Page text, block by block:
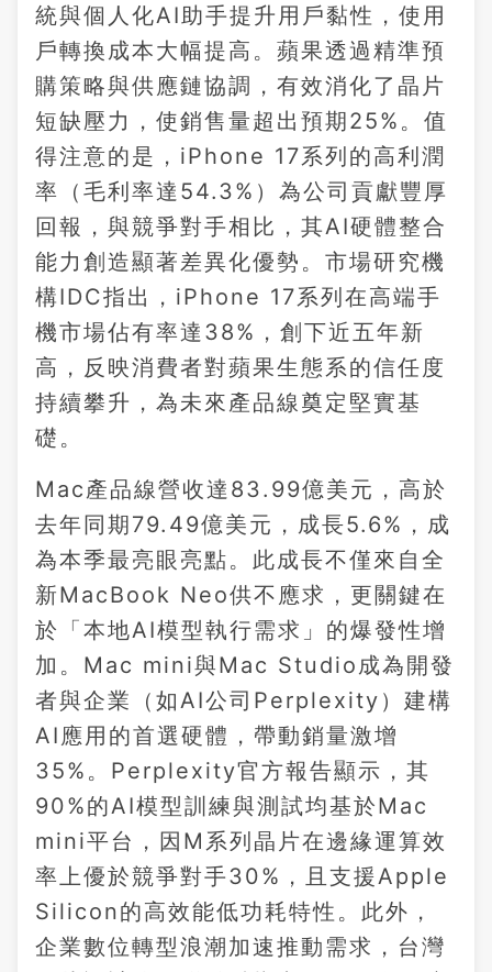
統與個人化AI助手提升用戶黏性，使用
戶轉換成本大幅提高。蘋果透過精準預
購策略與供應鏈協調，有效消化了晶片
短缺壓力，使銷售量超出預期25%。值
得注意的是，iPhone 17系列的高利潤
率（毛利率達54.3%）為公司貢獻豐厚
回報，與競爭對手相比，其AI硬體整合
能力創造顯著差異化優勢。市場研究機
構IDC指出，iPhone 17系列在高端手
機市場佔有率達38%，創下近五年新
高，反映消費者對蘋果生態系的信任度
持續攀升，為未來產品線奠定堅實基
礎。
Mac產品線營收達83.99億美元，高於
去年同期79.49億美元，成長5.6%，成
為本季最亮眼亮點。此成長不僅來自全
新MacBook Neo供不應求，更關鍵在
於「本地AI模型執行需求」的爆發性增
加。Mac mini與Mac Studio成為開發
者與企業（如AI公司Perplexity）建構
AI應用的首選硬體，帶動銷量激增
35%。Perplexity官方報告顯示，其
90%的AI模型訓練與測試均基於Mac
mini平台，因M系列晶片在邊緣運算效
率上優於競爭對手30%，且支援Apple
Silicon的高效能低功耗特性。此外，
企業數位轉型浪潮加速推動需求，台灣